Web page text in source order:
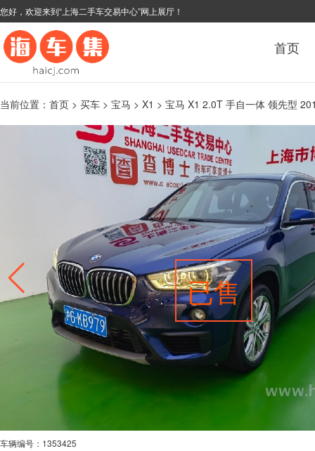
您好，欢迎来到“上海二手车交易中心”网上展厅！
首页
当前位置： 首页 > 买车 > 宝马 > X1 > 宝马 X1 2.0T 手自一体 领先型
已售
车辆编号： 1353425